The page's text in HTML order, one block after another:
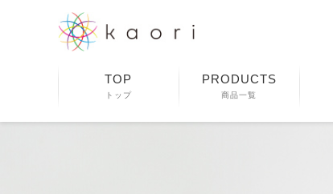
TOP
トップ
PRODUCTS
商品一覧